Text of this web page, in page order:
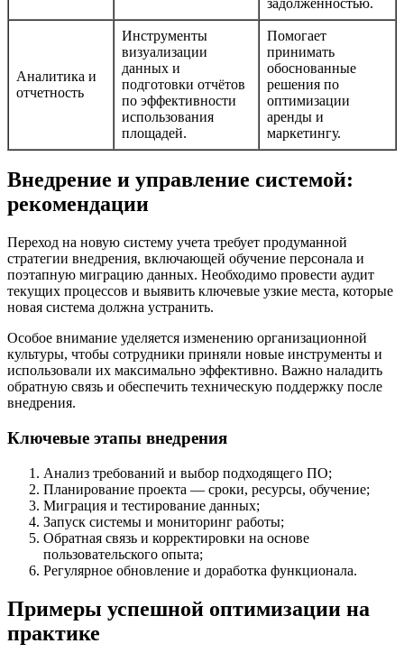
Аналитика и
отчетность
Инструменты
визуализации
данных и
подготовки отчётов
по эффективности
использования
площадей.
Помогает
принимать
обоснованные
решения по
оптимизации
аренды и
маркетингу.
Внедрение и управление системой:
рекомендации
Переход на новую систему учета требует продуманной
стратегии внедрения, включающей обучение персонала и
поэтапную миграцию данных. Необходимо провести аудит
текущих процессов и выявить ключевые узкие места, которые
новая система должна устранить.
Особое внимание уделяется изменению организационной
культуры, чтобы сотрудники приняли новые инструменты и
использовали их максимально эффективно. Важно наладить
обратную связь и обеспечить техническую поддержку после
внедрения.
Ключевые этапы внедрения
Анализ требований и выбор подходящего ПО;
Планирование проекта — сроки, ресурсы, обучение;
Миграция и тестирование данных;
Запуск системы и мониторинг работы;
Обратная связь и корректировки на основе
пользовательского опыта;
Регулярное обновление и доработка функционала.
Примеры успешной оптимизации на
практике